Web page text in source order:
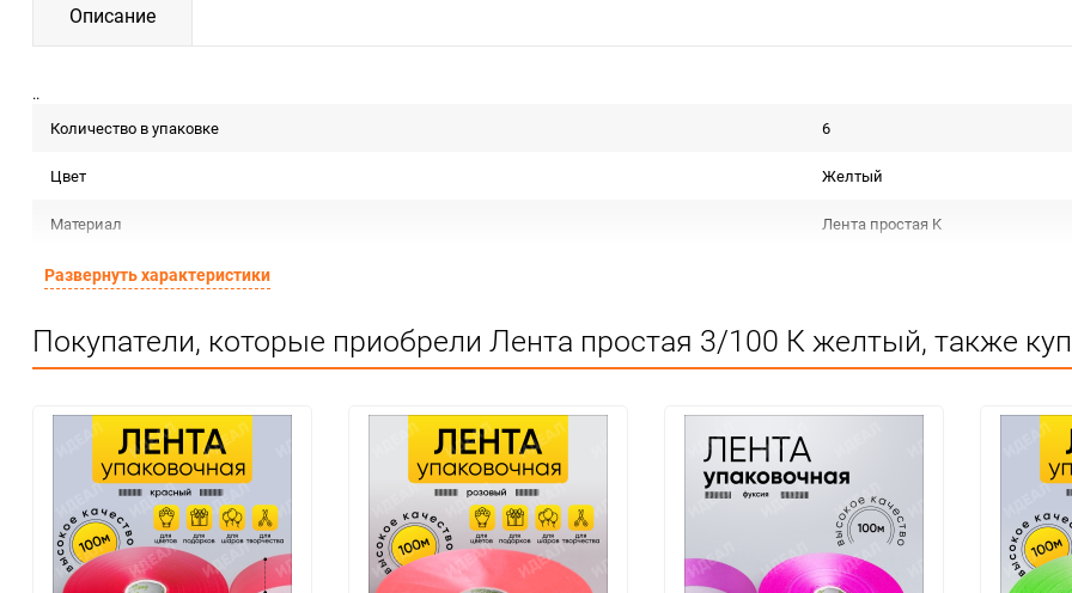
Описание
..
Количество в упаковке
6
Цвет Желтый
Материал Лента простая K
Срок годности
Предназначение товара Для декора
Сертификация Не подлежит сертификации
Особые условия
Минимальное количество
Количество в коробке 144
Развернуть характеристики
Покупатели, которые приобрели Лента простая 3/100 К желтый, также